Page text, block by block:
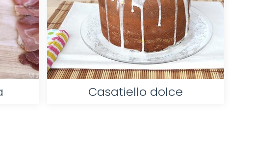
Casatiello dolce